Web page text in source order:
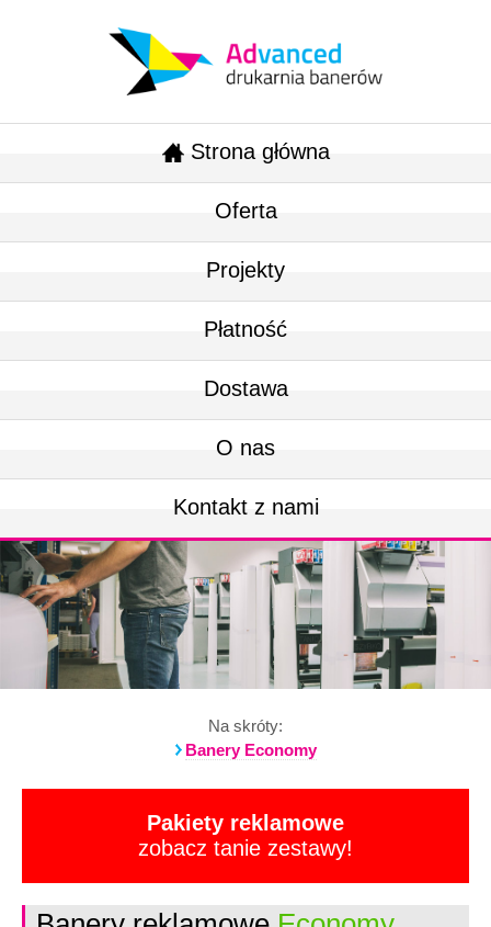
Strona główna
Oferta
Projekty
Płatność
Dostawa
O nas
Kontakt z nami
Na skróty:
Banery Economy
Pakiety reklamowe
zobacz tanie zestawy!